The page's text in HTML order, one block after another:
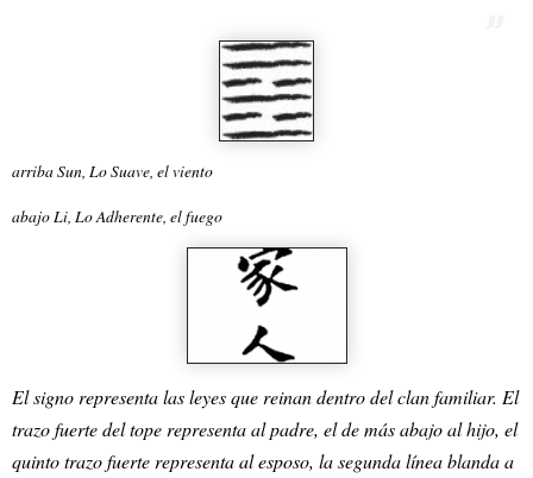
arriba Sun, Lo Suave, el viento
abajo Li, Lo Adherente, el fuego
El signo representa las leyes que reinan dentro del clan familiar. El
trazo fuerte del tope representa al padre, el de más abajo al hijo, el
quinto trazo fuerte representa al esposo, la segunda línea blanda a